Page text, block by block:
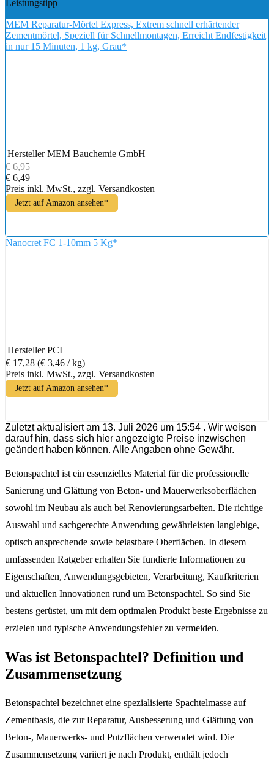
Leistungstipp
MEM Reparatur-Mörtel Express, Extrem schnell erhärtender
Zementmörtel, Speziell für Schnellmontagen, Erreicht Endfestigkeit
in nur 15 Minuten, 1 kg, Grau*
Hersteller MEM Bauchemie GmbH
€ 6,95
€ 6,49
Preis inkl. MwSt., zzgl. Versandkosten
Jetzt auf Amazon ansehen*
Nanocret FC 1-10mm 5 Kg*
Hersteller PCI
€ 17,28 (€ 3,46 / kg)
Preis inkl. MwSt., zzgl. Versandkosten
Jetzt auf Amazon ansehen*
Zuletzt aktualisiert am 13. Juli 2026 um 15:54 . Wir weisen
darauf hin, dass sich hier angezeigte Preise inzwischen
geändert haben können. Alle Angaben ohne Gewähr.
Betonspachtel ist ein essenzielles Material für die professionelle
Sanierung und Glättung von Beton- und Mauerwerksoberflächen
sowohl im Neubau als auch bei Renovierungsarbeiten. Die richtige
Auswahl und sachgerechte Anwendung gewährleisten langlebige,
optisch ansprechende sowie belastbare Oberflächen. In diesem
umfassenden Ratgeber erhalten Sie fundierte Informationen zu
Eigenschaften, Anwendungsgebieten, Verarbeitung, Kaufkriterien
und aktuellen Innovationen rund um Betonspachtel. So sind Sie
bestens gerüstet, um mit dem optimalen Produkt beste Ergebnisse zu
erzielen und typische Anwendungsfehler zu vermeiden.
Was ist Betonspachtel? Definition und
Zusammensetzung
Betonspachtel bezeichnet eine spezialisierte Spachtelmasse auf
Zementbasis, die zur Reparatur, Ausbesserung und Glättung von
Beton-, Mauerwerks- und Putzflächen verwendet wird. Die
Zusammensetzung variiert je nach Produkt, enthält jedoch